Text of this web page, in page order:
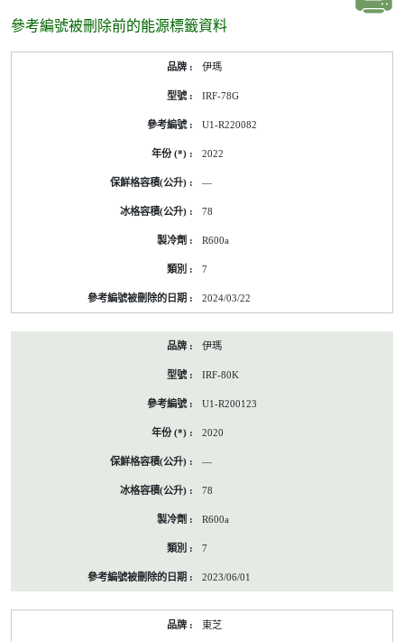
參考編號被刪除前的能源標籤資料
伊瑪
IRF-78G
U1-R220082
2022
—
78
R600a
7
2024/03/22
伊瑪
IRF-80K
U1-R200123
2020
—
78
R600a
7
2023/06/01
東芝